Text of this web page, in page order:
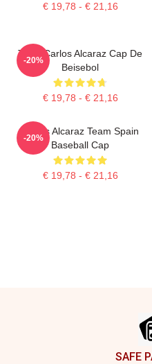
€ 19,78 - € 21,16
Tenis Carlos Alcaraz Cap De
Beisebol
€ 19,78 - € 21,16
-20%
Carlos Alcaraz Team Spain
Baseball Cap
€ 19,78 - € 21,16
-20%
SAFE